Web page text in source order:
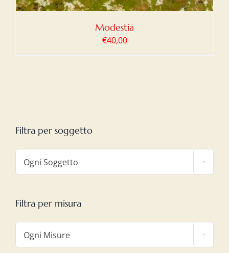
Modestia
€40,00
Filtra per soggetto
Ogni Soggetto
Filtra per misura
Ogni Misure